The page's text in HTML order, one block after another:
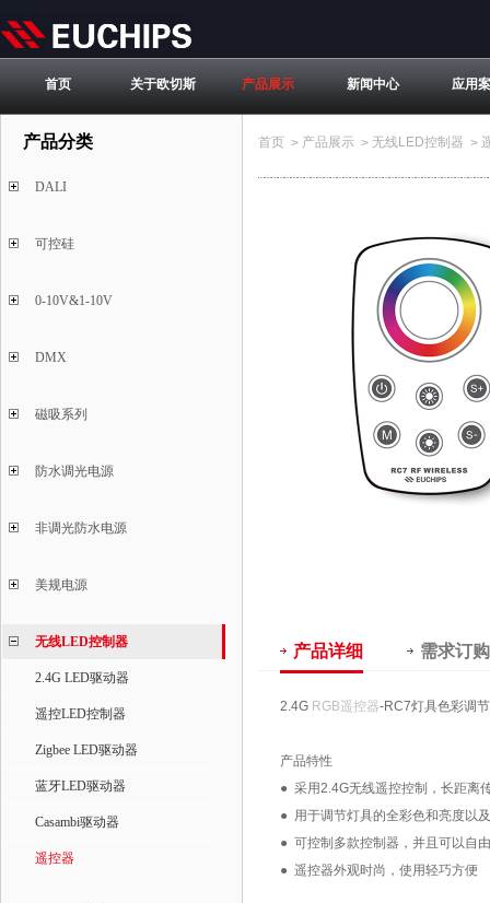
首页 关于欧切斯 产品展示 新闻中心 应用
产品分类
DALI
可控硅
0-10V&1-10V
DMX
磁吸系列
防水调光电源
非调光防水电源
美规电源
无线LED控制器
2.4G LED驱动器
遥控LED控制器
Zigbee LED驱动器
蓝牙LED驱动器
Casambi驱动器
遥控器
首页 > 产品展示 > 无线LED控制器 >
产品详细 需求订购
2.4G RGB遥控器-RC7灯具色彩调
产品特性
● 采用2.4G无线遥控控制，长距离
● 用于调节灯具的全彩色和亮度以
● 可控制多款控制器，并且可以自
● 遥控器外观时尚，使用轻巧方便